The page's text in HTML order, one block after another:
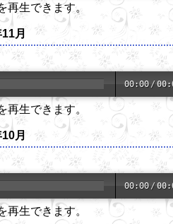
生できます。
月
00:00 /
生できます。
10月
00:00 /
生できます。